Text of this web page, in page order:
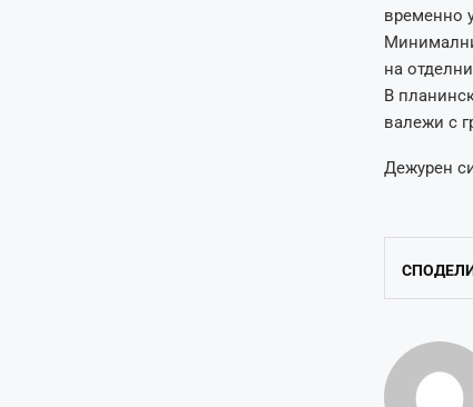
временно
на
В
валежи с
Дежурен